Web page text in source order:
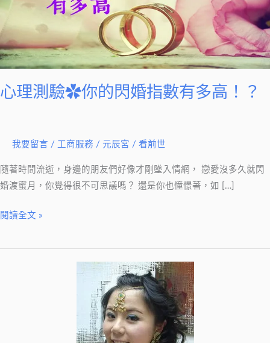
心理測驗✿你的閃婚指數有多高！？
我要留言 / 工商服務 / 元辰宮 / 看前世
隨著時間流逝，身邊的朋友們好像才剛墜入情網， 戀愛沒多久就閃
婚渡蜜月，你覺得很不可思議嗎？ 還是你也憧憬著，如 […]
的
閃
婚
數
高！？
閱讀全文 »